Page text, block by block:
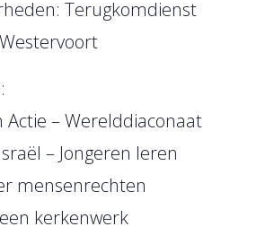
Terugkomdienst
Actie – Werelddiaconaat
– Jongeren leren
mensenrechten
kerkenwerk